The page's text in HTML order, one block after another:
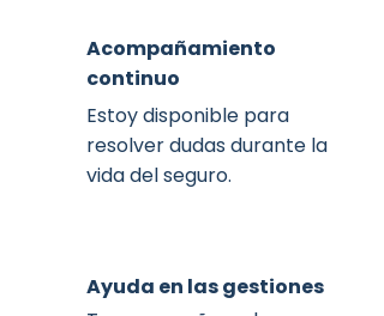
Acompañamiento
continuo
Ayuda en las gestiones
Estoy disponible para
resolver dudas durante la
vida del seguro.